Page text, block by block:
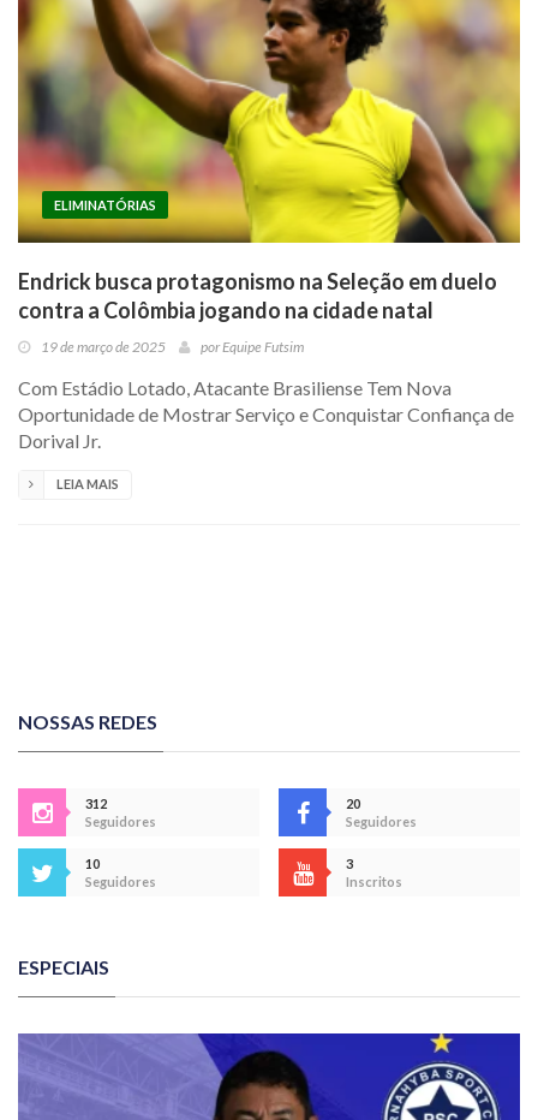
ELIMINATÓRIAS
Endrick busca protagonismo na Seleção em duelo
contra a Colômbia jogando na cidade natal
19 de março de 2025 porEquipe Futsim
Com Estádio Lotado, Atacante Brasiliense Tem Nova
Oportunidade de Mostrar Serviço e Conquistar Confiança de
Dorival Jr.
LEIA MAIS
NOSSAS REDES
312
Seguidores
20
Seguidores
10
Seguidores
3
Inscritos
ESPECIAIS